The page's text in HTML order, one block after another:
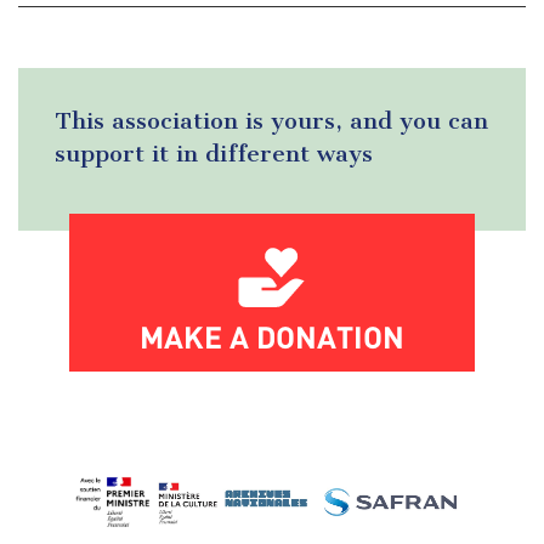
This association is yours, and you can
support it in different ways
MAKE A DONATION